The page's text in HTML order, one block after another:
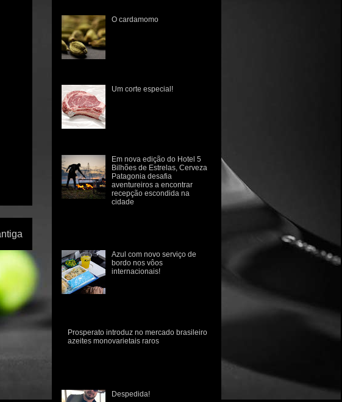
O cardamomo
Um corte especial!
Em nova edição do Hotel 5
Bilhões de Estrelas, Cerveza
Patagonia desafia
aventureiros a encontrar
recepção escondida na
cidade
Azul com novo serviço de
bordo nos vôos
internacionais!
Prosperato introduz no mercado brasileiro
azeites monovarietais raros
Despedida!